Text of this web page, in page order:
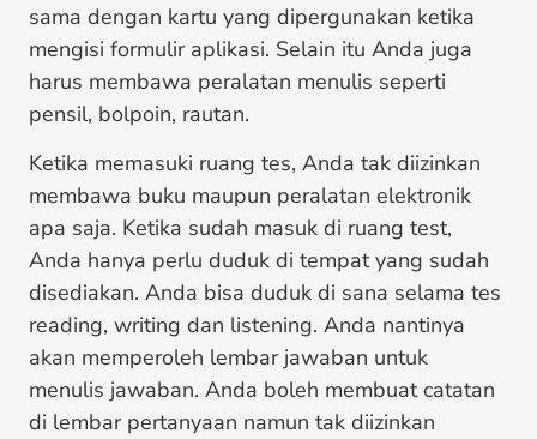
sama dengan kartu yang dipergunakan ketika
mengisi formulir aplikasi. Selain itu Anda juga
harus membawa peralatan menulis seperti
pensil, bolpoin, rautan.
Ketika memasuki ruang tes, Anda tak diizinkan
membawa buku maupun peralatan elektronik
apa saja. Ketika sudah masuk di ruang test,
Anda hanya perlu duduk di tempat yang sudah
disediakan. Anda bisa duduk di sana selama tes
reading, writing dan listening. Anda nantinya
akan memperoleh lembar jawaban untuk
menulis jawaban. Anda boleh membuat catatan
di lembar pertanyaan namun tak diizinkan